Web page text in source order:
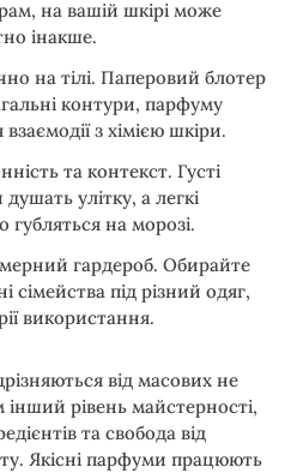
на вашій шкірі може
інакше.
на тілі. Паперовий блотер
контури, парфуму
з хімією шкіри.
та контекст. Густі
улітку, а легкі
на морозі.
гардероб. Обирайте
сімейства під різний одяг,
використання.
від масових не
інший рівень майстерності,
та свобода від
Якісні парфуми працюють